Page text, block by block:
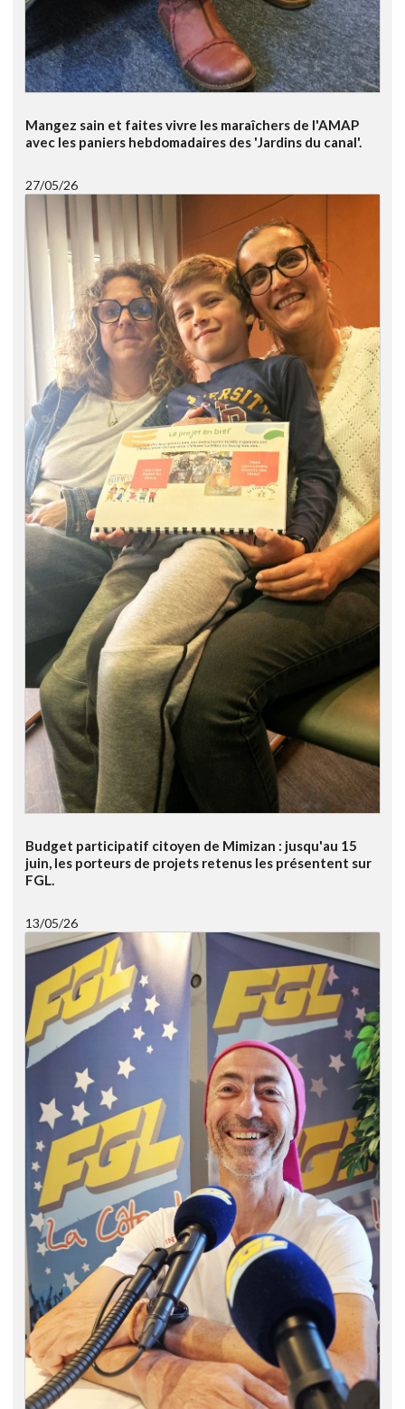
Mangez sain et faites vivre les maraîchers de l'AMAP
avec les paniers hebdomadaires des 'Jardins du canal'.
27/05/26
Budget participatif citoyen de Mimizan : jusqu'au 15
juin, les porteurs de projets retenus les présentent sur
FGL.
13/05/26